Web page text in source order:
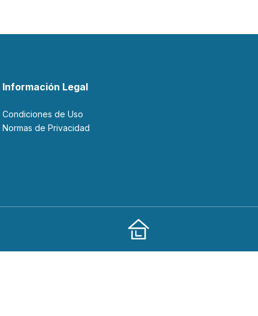
Información Legal
Condiciones de Uso
Normas de Privacidad